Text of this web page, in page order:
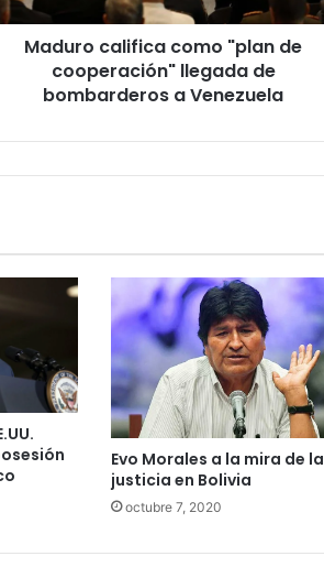
Maduro califica como "plan de
cooperación" llegada de
bombarderos a Venezuela
Evo Morales a la mira de la
justicia en Bolivia
octubre 7, 2020